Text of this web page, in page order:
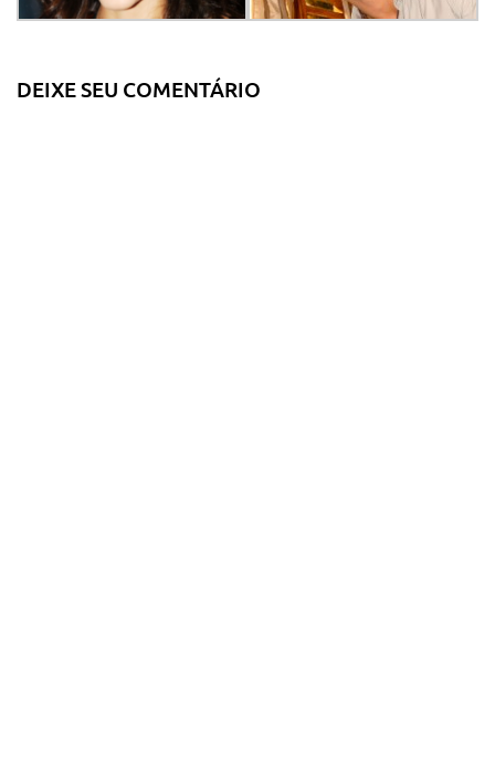
DEIXE SEU COMENTÁRIO